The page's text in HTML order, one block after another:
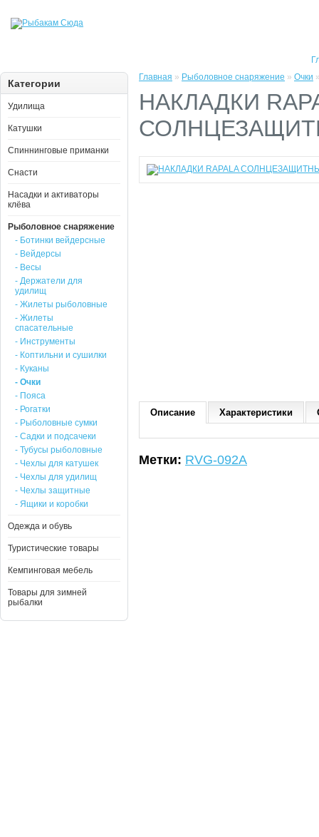
Категории
Удилища
Катушки
Спиннинговые приманки
Снасти
Насадки и активаторы
клёва
Рыболовное снаряжение
- Ботинки вейдерсные
- Вейдерсы
- Весы
- Держатели для
удилищ
- Жилеты рыболовные
- Жилеты
спасательные
- Инструменты
- Коптильни и сушилки
- Куканы
- Очки
- Пояса
- Рогатки
- Рыболовные сумки
- Садки и подсачеки
- Тубусы рыболовные
- Чехлы для катушек
- Чехлы для удилищ
- Чехлы защитные
- Ящики и коробки
Одежда и обувь
Туристические товары
Кемпинговая мебель
Товары для зимней
рыбалки
Главная » Рыболовное снаряжение » Очки
НАКЛАДКИ
Описание Характеристики
Метки: RVG-092A